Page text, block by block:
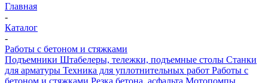
Главная
-
Каталог
-
Работы с бетоном и стяжками
Подъемники Штабелеры, тележки, подъемные столы Станки
для арматуры Техника для уплотнительных работ Работы с
бетоном и стяжками Резка бетона, асфальта Мотопомпы